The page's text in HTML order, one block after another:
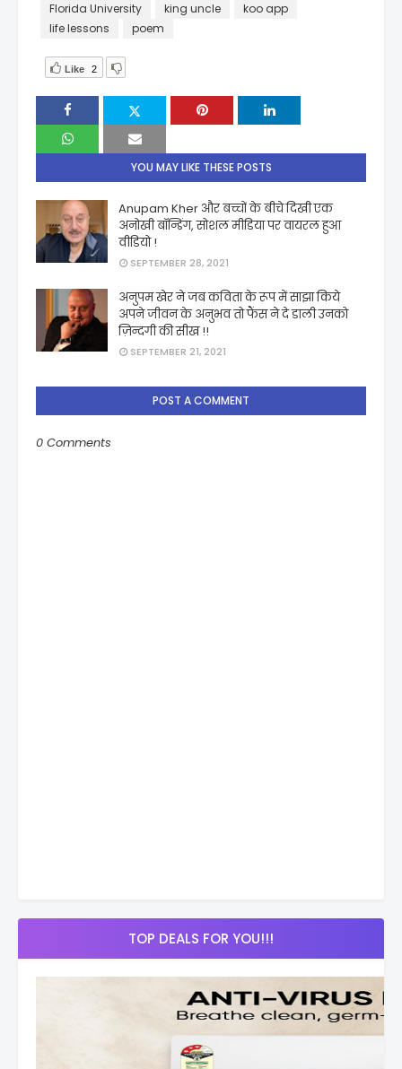
Florida University
king uncle
koo app
life lessons
poem
Like 2
YOU MAY LIKE THESE POSTS
Anupam Kher और बच्चों के बीचे दिखी एक
अनोखी बॉन्डिंग, सोशल मीडिया पर वायरल हुआ
वीडियो !
SEPTEMBER 28, 2021
अनुपम खेर ने जब कविता के रूप में साझा किये
अपने जीवन के अनुभव तो फैंस ने दे डाली उनको
ज़िन्दगी की सीख !!
SEPTEMBER 21, 2021
POST A COMMENT
0 Comments
TOP DEALS FOR YOU!!!